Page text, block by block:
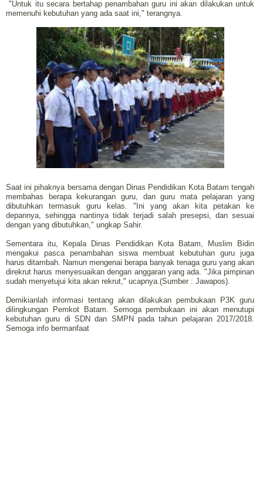
"Untuk itu secara bertahap penambahan guru ini akan dilakukan untuk
memenuhi kebutuhan yang ada saat ini," terangnya.
Saat ini pihaknya bersama dengan Dinas Pendidikan Kota Batam tengah
membahas berapa kekurangan guru, dan guru mata pelajaran yang
dibutuhkan termasuk guru kelas. "Ini yang akan kita petakan ke
depannya, sehingga nantinya tidak terjadi salah presepsi, dan sesuai
dengan yang dibutuhkan," ungkap Sahir.
Sementara itu, Kepala Dinas Pendidikan Kota Batam, Muslim Bidin
mengakui pasca penambahan siswa membuat kebutuhan guru juga
harus ditambah. Namun mengenai berapa banyak tenaga guru yang akan
direkrut harus menyesuaikan dengan anggaran yang ada. "Jika pimpinan
sudah menyetujui kita akan rekrut," ucapnya.(Sumber : Jawapos).
Demikianlah informasi tentang akan dilakukan pembukaan P3K guru
dilingkungan Pemkot Batam. Semoga pembukaan ini akan menutupi
kebutuhan guru di SDN dan SMPN pada tahun pelajaran 2017/2018.
Semoga info bermanfaat